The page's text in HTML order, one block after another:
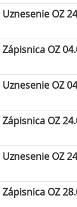
Uznesenie OZ
Zápisnica OZ
Uznesenie OZ
Zápisnica OZ
Uznesenie OZ
Zápisnica OZ